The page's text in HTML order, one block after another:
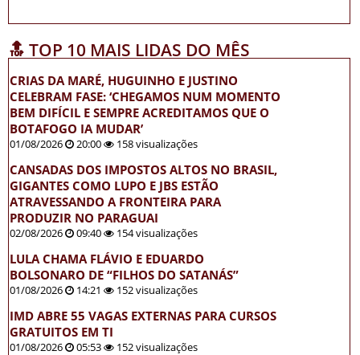
🔝 TOP 10 MAIS LIDAS DO MÊS
CRIAS DA MARÉ, HUGUINHO E JUSTINO
CELEBRAM FASE: ‘CHEGAMOS NUM MOMENTO
BEM DIFÍCIL E SEMPRE ACREDITAMOS QUE O
BOTAFOGO IA MUDAR’
01/08/2026 20:00 158 visualizações
CANSADAS DOS IMPOSTOS ALTOS NO BRASIL,
GIGANTES COMO LUPO E JBS ESTÃO
ATRAVESSANDO A FRONTEIRA PARA
PRODUZIR NO PARAGUAI
02/08/2026 09:40 154 visualizações
LULA CHAMA FLÁVIO E EDUARDO
BOLSONARO DE “FILHOS DO SATANÁS”
01/08/2026 14:21 152 visualizações
IMD ABRE 55 VAGAS EXTERNAS PARA CURSOS
GRATUITOS EM TI
01/08/2026 05:53 152 visualizações